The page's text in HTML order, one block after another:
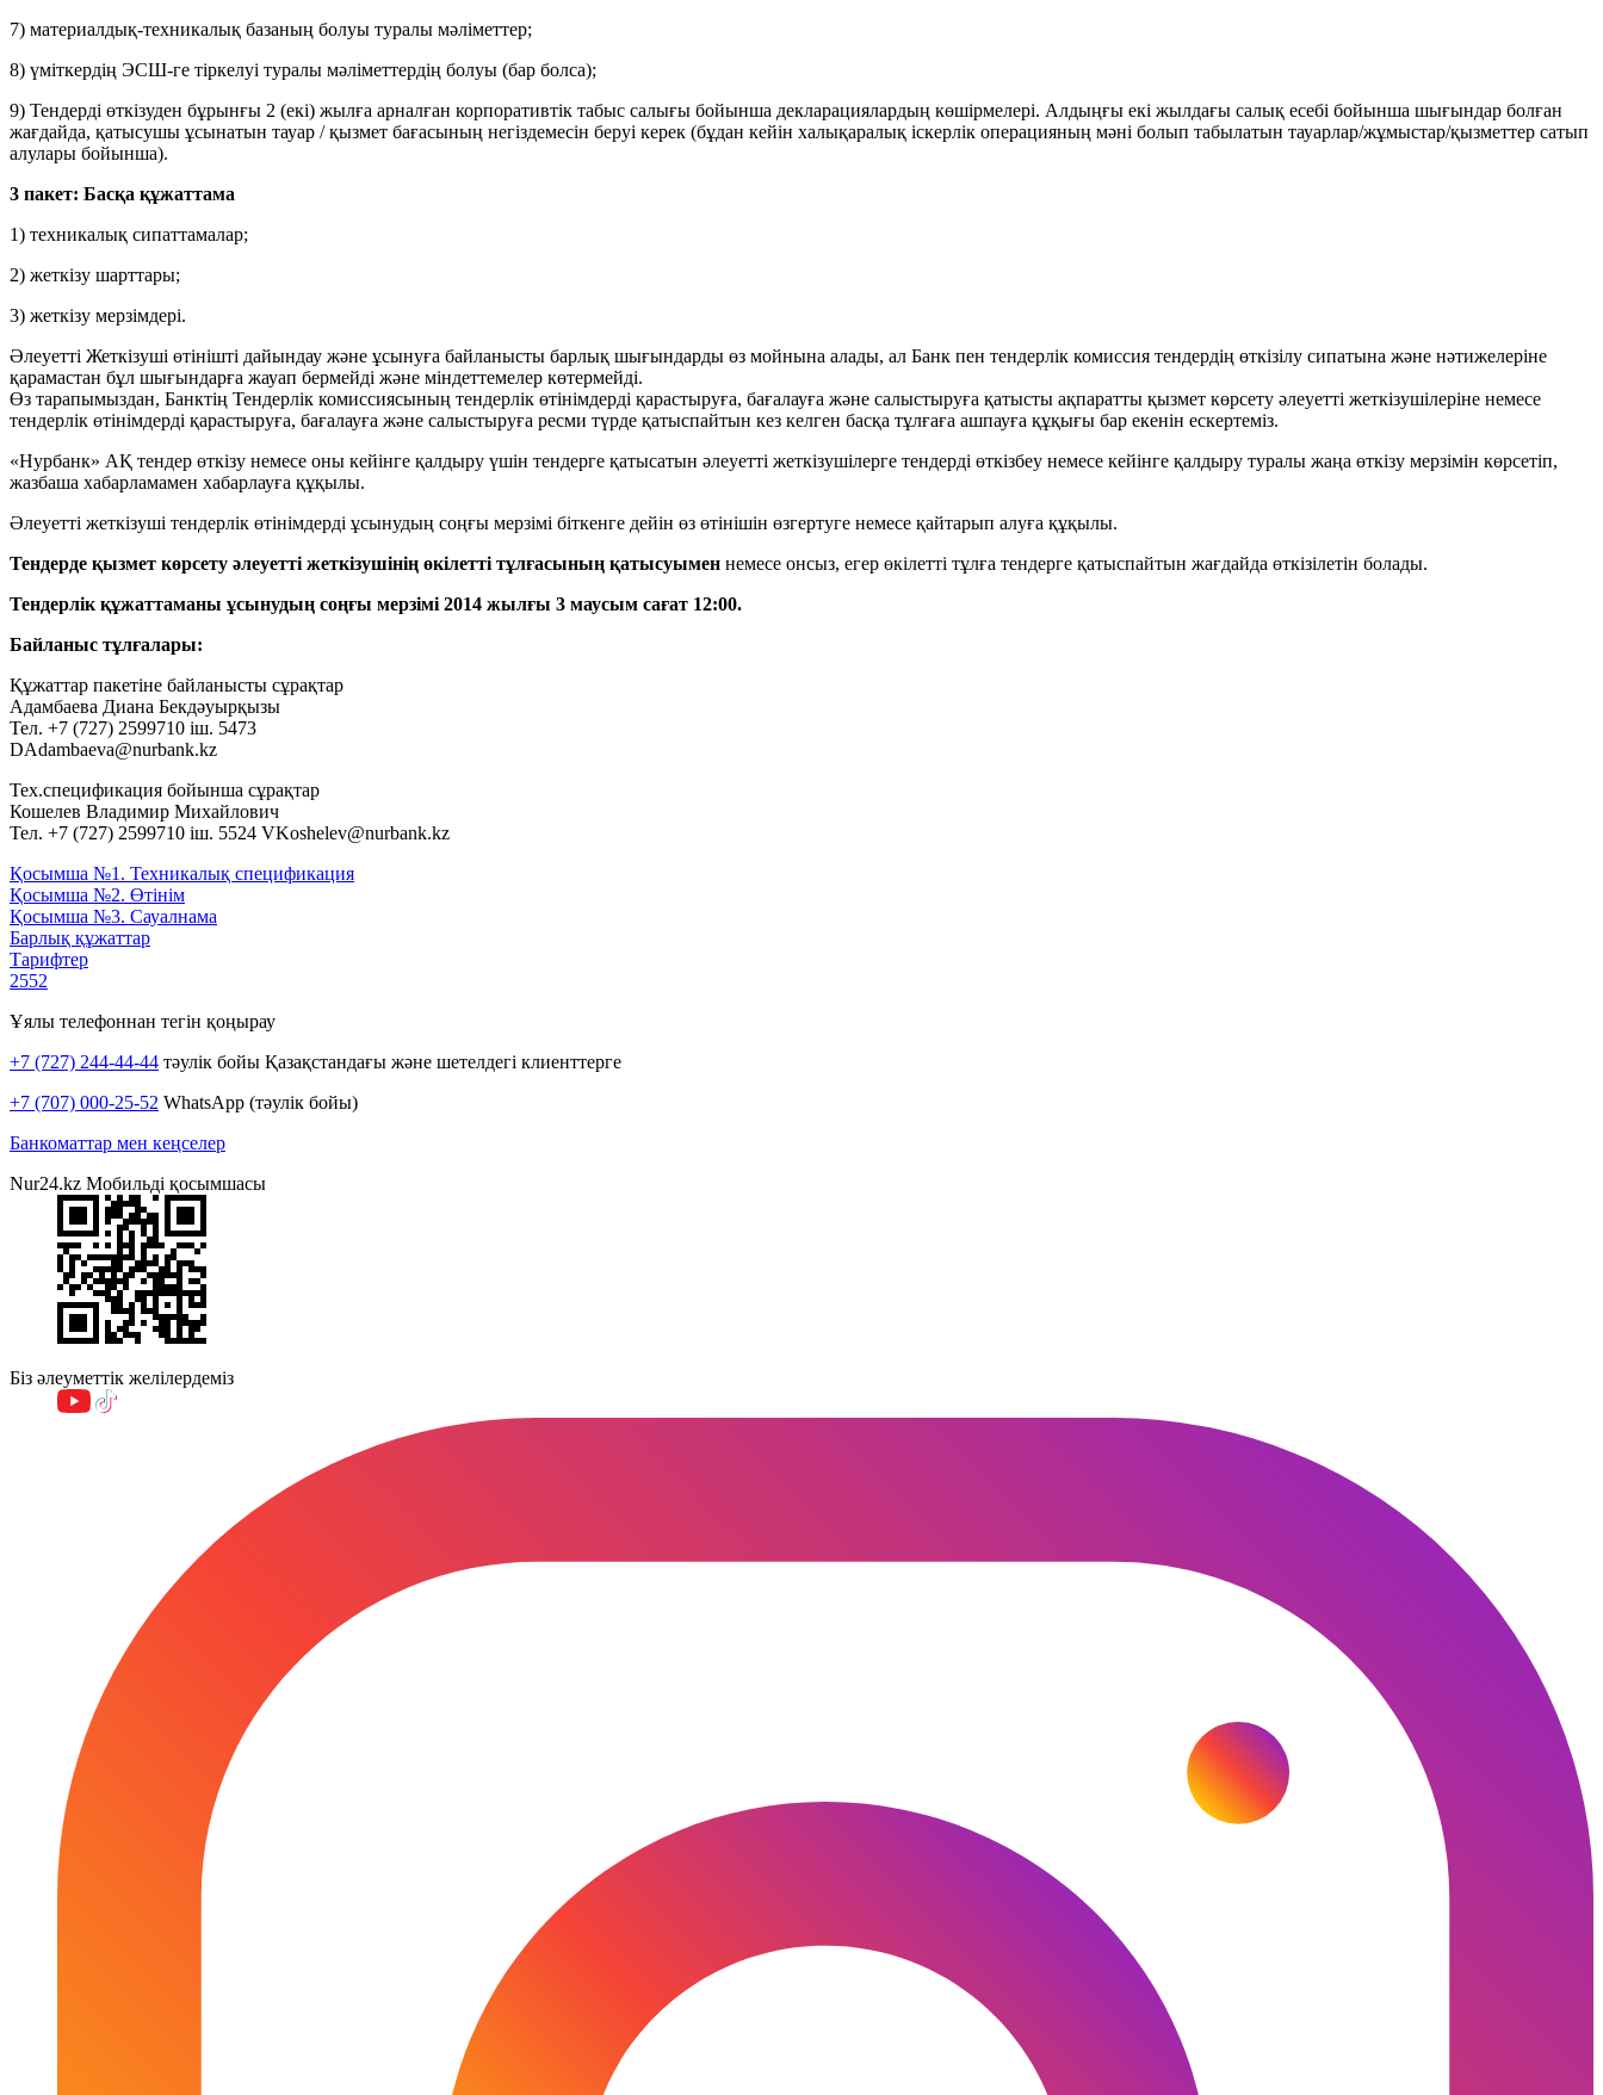
7) материалдық-техникалық базаның болуы туралы мәліметтер;
8) үміткердің ЭСШ-ге тіркелуі туралы мәліметтердің болуы (бар болса);
9) Тендерді өткізуден бұрынғы 2 (екі) жылға арналған корпоративтік табыс салығы бойынша декларациялардың көшірмелері. Алдыңғы екі жылдағы салық есебі бойынша шығындар болған
жағдайда, қатысушы ұсынатын тауар / қызмет бағасының негіздемесін беруі керек (бұдан кейін халықаралық іскерлік операцияның мәні болып табылатын тауарлар/жұмыстар/қызметтер сатып
алулары бойынша).
3 пакет: Басқа құжаттама
1) техникалық сипаттамалар;
2) жеткізу шарттары;
3) жеткізу мерзімдері.
Әлеуетті Жеткізуші өтінішті дайындау және ұсынуға байланысты барлық шығындарды өз мойнына алады, ал Банк пен тендерлік комиссия тендердің өткізілу сипатына және нәтижелеріне
қарамастан бұл шығындарға жауап бермейді және міндеттемелер көтермейді.
Өз тарапымыздан, Банктің Тендерлік комиссиясының тендерлік өтінімдерді қарастыруға, бағалауға және салыстыруға қатысты ақпаратты қызмет көрсету әлеуетті жеткізушілеріне немесе
тендерлік өтінімдерді қарастыруға, бағалауға және салыстыруға ресми түрде қатыспайтын кез келген басқа тұлғаға ашпауға құқығы бар екенін ескертеміз.
«Нурбанк» АҚ тендер өткізу немесе оны кейінге қалдыру үшін тендерге қатысатын әлеуетті жеткізушілерге тендерді өткізбеу немесе кейінге қалдыру туралы жаңа өткізу мерзімін көрсетіп,
жазбаша хабарламамен хабарлауға құқылы.
Әлеуетті жеткізуші тендерлік өтінімдерді ұсынудың соңғы мерзімі біткенге дейін өз өтінішін өзгертуге немесе қайтарып алуға құқылы.
Тендерде қызмет көрсету әлеуетті жеткізушінің өкілетті тұлғасының қатысуымен немесе онсыз, егер өкілетті тұлға тендерге қатыспайтын жағдайда өткізілетін болады.
Тендерлік құжаттаманы ұсынудың соңғы мерзімі 2014 жылғы 3 маусым сағат 12:00.
Байланыс тұлғалары:
Құжаттар пакетіне байланысты сұрақтар
Адамбаева Диана Бекдәуырқызы
Тел. +7 (727) 2599710 іш. 5473
DAdambaeva@nurbank.kz
Тех.спецификация бойынша сұрақтар
Кошелев Владимир Михайлович
Тел. +7 (727) 2599710 іш. 5524 VKoshelev@nurbank.kz
Қосымша №1. Техникалық спецификация
Қосымша №2. Өтінім
Қосымша №3. Сауалнама
Барлық құжаттар
Тарифтер
2552
Ұялы телефоннан тегін қоңырау
+7 (727) 244-44-44 тәулік бойы Қазақстандағы және шетелдегі клиенттерге
+7 (707) 000-25-52 WhatsApp (тәулік бойы)
Банкоматтар мен кеңселер
Nur24.kz Мобильді қосымшасы
Біз әлеуметтік желілердеміз